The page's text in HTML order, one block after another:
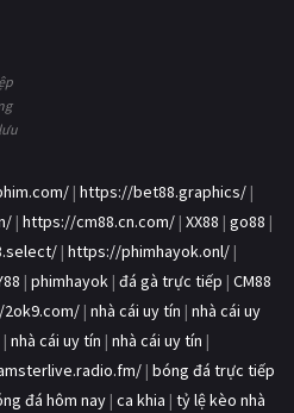
| https://bet88.graphics/ |
| https://cm88.cn.com/ | XX88 | go88 |
| https://phimhayok.onl/ |
| phimhayok | đá gà trực tiếp | CM88
| nhà cái uy tín | nhà cái uy
| nhà cái uy tín | nhà cái uy tín |
| bóng đá trực tiếp
đá hôm nay | ca khia | tỷ lệ kèo nhà